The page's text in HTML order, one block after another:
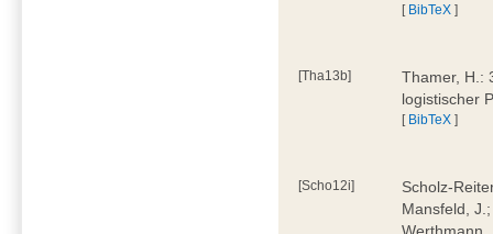
[ BibTeX ]
[Tha13b]
Thamer, H.:
logistischer
[ BibTeX ]
[Scho12i]
Scholz-
Mansfeld,
Werthmann,